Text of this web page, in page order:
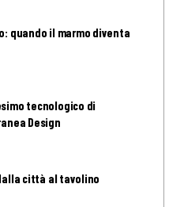
quando il marmo diventa
tecnologico di
Design
città al tavolino